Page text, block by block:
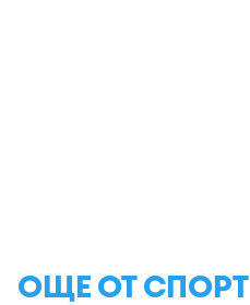
ОЩЕ ОТ СПОРТ